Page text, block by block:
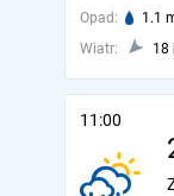
Opad: 1.1
Wiatr:
18
11:00